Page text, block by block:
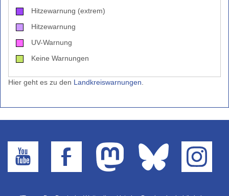
Hitzewarnung (extrem)
Hitzewarnung
UV-Warnung
Keine Warnungen
Hier geht es zu den Landkreiswarnungen.